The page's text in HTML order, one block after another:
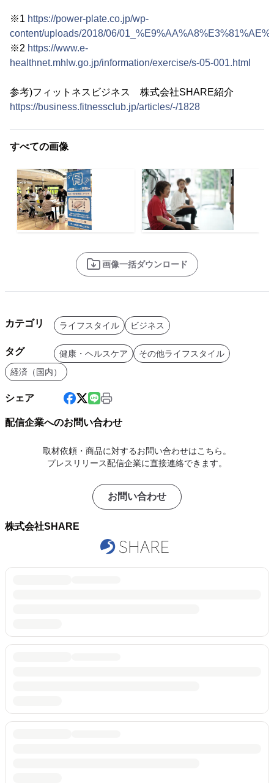
※1 https://power-plate.co.jp/wp-
content/uploads/2018/06/
※2 https://www.e-
healthnet.mhlw.go.jp/information/exercise/s-05-001.html
参考)フィットネスビジネス 株式会社SHARE紹介
https://business.fitnessclub.jp/articles/-/1828
すべての画像
画像一括ダウンロード
カテゴリ ライフスタイル ビジネス
タグ 健康・ヘルスケア
その他ライフスタイル
経済（国内）
シェア
配信企業へのお問い合わせ
取材依頼・商品に対するお問い合わせはこちら。
プレスリリース配信企業に直接連絡できます。
お問い合わせ
株式会社SHARE